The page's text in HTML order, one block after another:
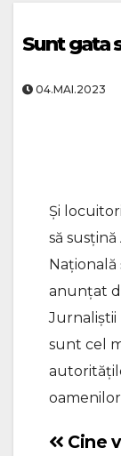
Sunt gata
04.MAI.2023
Și
să
Națională
anunțat
Jurnaliștii
sunt cel
Navigare
Cine